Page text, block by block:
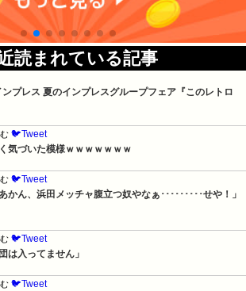
読まれている記事
ンプレス 夏のインプレスグループフェア『このレトロ
🐦Tweet
気づいた模様ｗｗｗｗｗｗｗ
🐦Tweet
かん、浜田メッチャ腹立つ奴やなぁ･････････せや！」
🐦Tweet
は入ってません」
🐦Tweet